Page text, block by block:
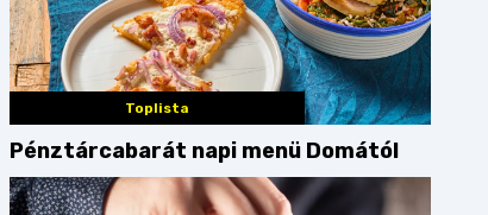
Toplista
Pénztárcabarát napi menü Domától